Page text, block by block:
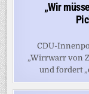
„Wir
CDU-
„Wirrwarr von
und fordert